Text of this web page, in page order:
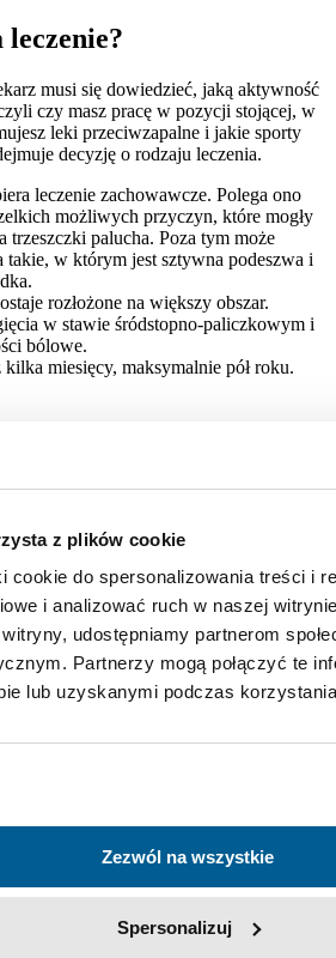
z plików cookie
cookie do spersonalizowania treści i
i analizować ruch w naszej
udostępniamy partnerom
Partnerzy mogą połączyć te
lub uzyskanymi podczas
Zezwól na wszystkie
Spersonalizuj
leczenie?
musi się dowiedzieć, jaką aktywność
czy masz pracę w pozycji stojącej, w
leki przeciwzapalne i jakie sporty
decyzję o rodzaju leczenia.
leczenie zachowawcze. Polega ono
możliwych przyczyn, które mogły
trzeszczki palucha. Poza tym może
takie, w którym jest sztywna podeszwa i
rozłożone na większy obszar.
w stawie śródstopno-paliczkowym i
bólowe.
miesięcy, maksymalnie pół roku.
i nawraca, powinieneś zastanowić
prawidłowy kształt stopy i budowę